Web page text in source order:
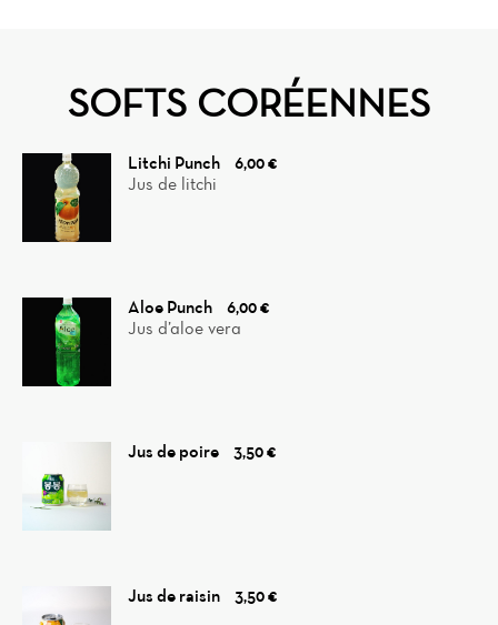
SOFTS CORÉENNES
Litchi Punch
6,00 €
Jus de litchi
Aloe Punch
6,00 €
Jus d’aloe vera
Jus de poire 3,50 €
Jus de raisin 3,50 €